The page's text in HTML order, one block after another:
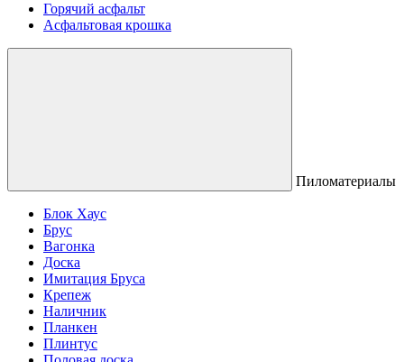
Горячий асфальт
Асфальтовая крошка
Пиломатериалы
Блок Хаус
Брус
Вагонка
Доска
Имитация Бруса
Крепеж
Наличник
Планкен
Плинтус